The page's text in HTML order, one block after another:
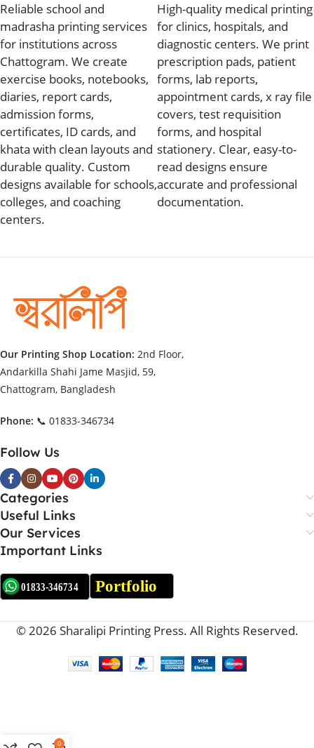
Reliable school and
madrasha printing services
for institutions across
Chattogram. We create
exercise books, notebooks,
diaries, report cards,
admission forms,
certificates, ID cards, and
khata with clean layouts and
durable quality. Custom
designs available for schools,
colleges, and coaching
centers.
High-quality medical printing
for clinics, hospitals, and
diagnostic centers. We print
prescription pads, patient
forms, lab reports,
appointment cards, x ray file
covers, test requisition
forms, and hospital
stationery. Clear, easy-to-
read designs ensure
accurate and professional
documentation.
Our Printing Shop Location: 2nd Floor,
Andarkilla Shahi Jame Masjid, 59,
Chattogram, Bangladesh
Phone: 📞 01833-346734
Follow Us
Categories
Useful Links
Our Services
Important Links
© 2026 Sharalipi Printing Press. All Rights Reserved.
0